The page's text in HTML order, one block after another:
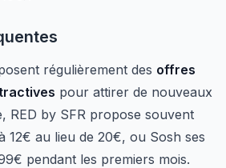
régulièrement des offres
pour attirer de nouveaux
RED by SFR propose souvent
12€ au lieu de 20€, ou Sosh ses
pendant les premiers mois.